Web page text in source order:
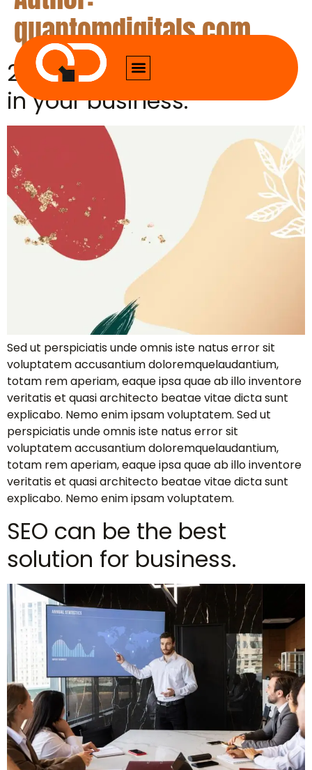
quantomdigitals.com
25 Rules to be successful
in your business.
Sed ut perspiciatis unde omnis iste natus error sit
voluptatem accusantium doloremquelaudantium,
totam rem aperiam, eaque ipsa quae ab illo inventore
veritatis et quasi architecto beatae vitae dicta sunt
explicabo. Nemo enim ipsam voluptatem. Sed ut
perspiciatis unde omnis iste natus error sit
voluptatem accusantium doloremquelaudantium,
totam rem aperiam, eaque ipsa quae ab illo inventore
veritatis et quasi architecto beatae vitae dicta sunt
explicabo. Nemo enim ipsam voluptatem.
SEO can be the best
solution for business.